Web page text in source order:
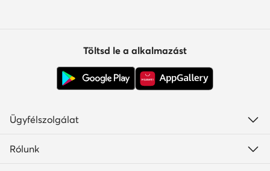
Töltsd le a alkalmazást
Ügyfélszolgálat
Rólunk